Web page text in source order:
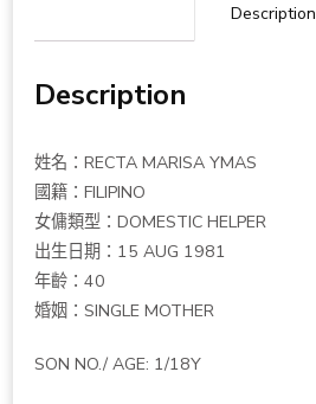
Description
Description
姓名：RECTA MARISA YMAS
國籍：FILIPINO
女傭類型：DOMESTIC HELPER
出生日期：15 AUG 1981
年齡：40
婚姻：SINGLE MOTHER
SON NO./ AGE: 1/18Y